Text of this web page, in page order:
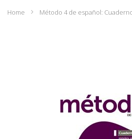
Home Método 4 de español: